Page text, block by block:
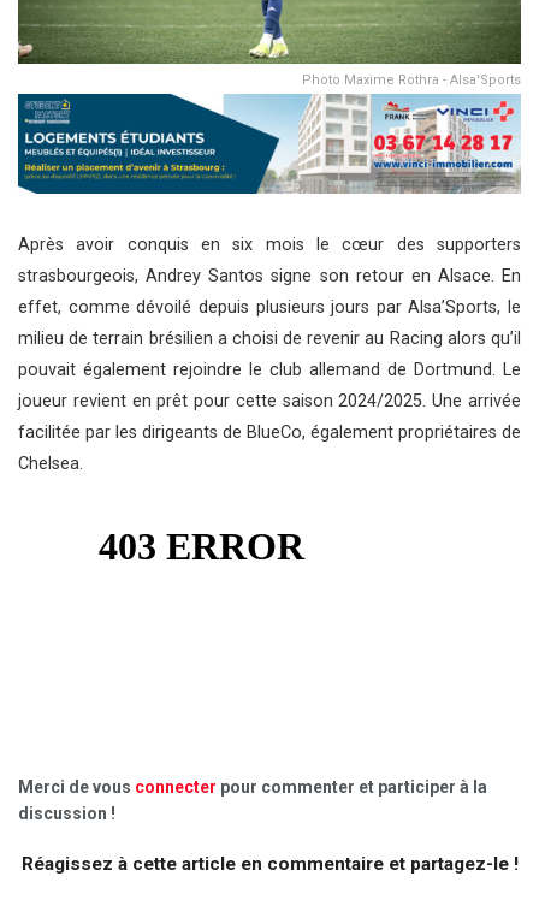
Photo Maxime Rothra - Alsa'Sports
Après avoir conquis en six mois le cœur des supporters
strasbourgeois, Andrey Santos signe son retour en Alsace. En
effet, comme dévoilé depuis plusieurs jours par Alsa’Sports, le
milieu de terrain brésilien a choisi de revenir au Racing alors qu’il
pouvait également rejoindre le club allemand de Dortmund. Le
joueur revient en prêt pour cette saison 2024/2025. Une arrivée
facilitée par les dirigeants de BlueCo, également propriétaires de
Chelsea.
Merci de vous connecter pour commenter et participer à la
discussion !
Réagissez à cette article en commentaire et partagez-le !